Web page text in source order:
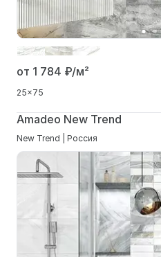
от 1 784 ₽/м²
25x75
Amadeo New Trend
New Trend | Россия